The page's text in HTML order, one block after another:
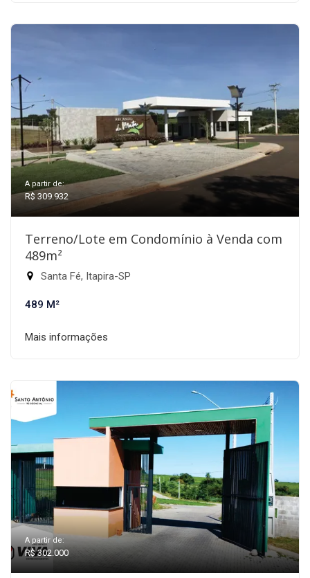
A partir de:
R$ 309.932
Terreno/Lote em Condomínio à Venda com
489m²
Santa Fé, Itapira-SP
489 M²
Mais informações
A partir de:
R$ 302.000